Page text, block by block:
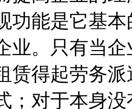
功能是它基
业。只有当
赁得起劳务
；对于本身